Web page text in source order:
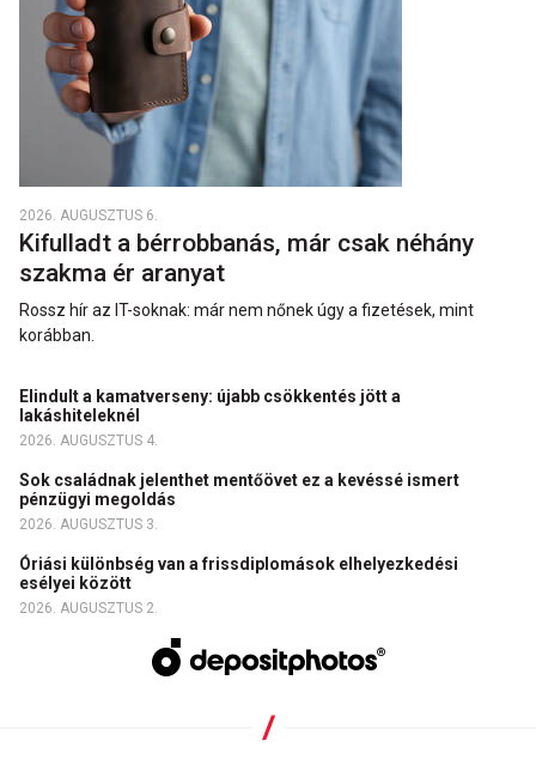
2026. AUGUSZTUS 6.
Kifulladt a bérrobbanás, már csak néhány
szakma ér aranyat
Rossz hír az IT-soknak: már nem nőnek úgy a fizetések, mint
korábban.
Elindult a kamatverseny: újabb csökkentés jött a
lakáshiteleknél
2026. AUGUSZTUS 4.
Sok családnak jelenthet mentőövet ez a kevéssé ismert
pénzügyi megoldás
2026. AUGUSZTUS 3.
Óriási különbség van a frissdiplomások elhelyezkedési
esélyei között
2026. AUGUSZTUS 2.